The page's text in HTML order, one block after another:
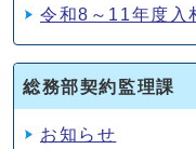
令和8～11年度入
総務部契約監理課
お知らせ